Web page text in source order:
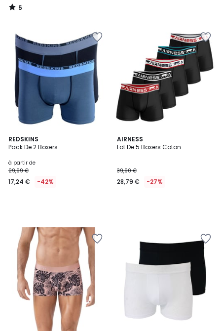
5
/
REDSKINS
Pack De 2 Boxers
à partir de
29,99 €
17,24 € -42%
AIRNESS
Lot De 5 Boxers Coton
39,90 €
28,79 € -27%